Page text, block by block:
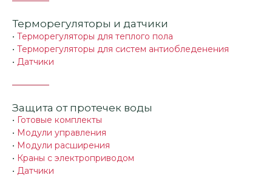
Терморегуляторы и датчики
• Терморегуляторы для теплого пола
• Терморегуляторы для систем антиобледенения
• Датчики
Защита от протечек воды
• Готовые комплекты
• Модули управления
• Модули расширения
• Краны с электроприводом
• Датчики